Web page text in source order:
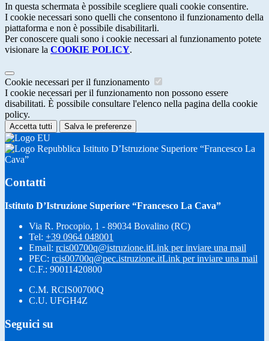
In questa schermata è possibile scegliere quali cookie consentire.
I cookie necessari sono quelli che consentono il funzionamento della
piattaforma e non è possibile disabilitarli.
Per conoscere quali sono i cookie necessari al funzionamento potete
visionare la COOKIE POLICY.
Cookie necessari per il funzionamento
I cookie necessari per il funzionamento non possono essere
disabilitati. È possibile consultare l'elenco nella pagina della cookie
policy.
Accetta tutti Salva le preferenze
Istituto D’Istruzione Superiore “Francesco La
Cava”
Contatti
Istituto D’Istruzione Superiore “Francesco La Cava”
Via R. Procopio, 1 - 89034 Bovalino (RC)
Tel: +39 0964 048001
Email: rcis00700q@istruzione.itLink per inviare una mail
PEC: rcis00700q@pec.istruzione.itLink per inviare una mail
C.F.: 90011420800
C.M. RCIS00700Q
C.U. UFGH4Z
Seguici su